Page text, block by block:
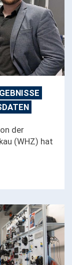
der
(WHZ) hat